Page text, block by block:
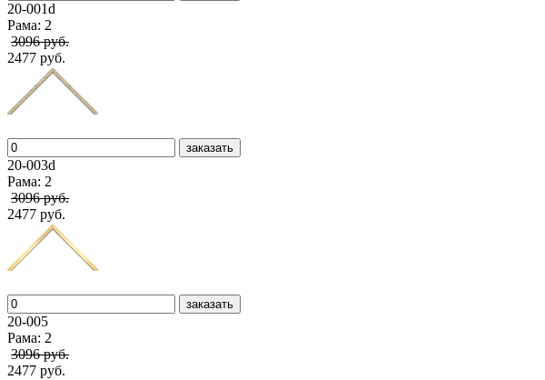
20-001d
Рама: 2
3096 руб.
2477 руб.
заказать
20-003d
Рама: 2
3096 руб.
2477 руб.
заказать
20-005
Рама: 2
3096 руб.
2477 руб.